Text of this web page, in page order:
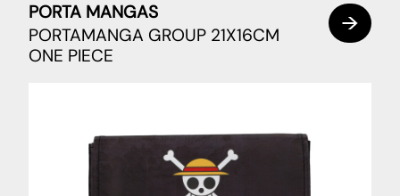
PORTA MANGAS
PORTAMANGA GROUP 21X16CM
ONE PIECE